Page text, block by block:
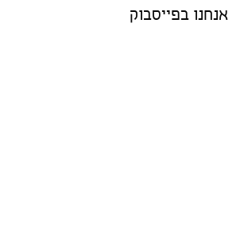
אנחנו בפייסבוק